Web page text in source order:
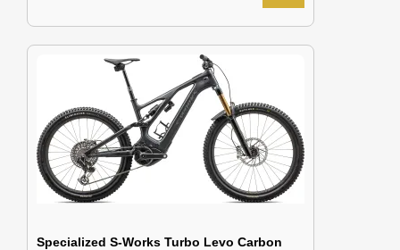
Specialized S-Works Turbo Levo Carbon